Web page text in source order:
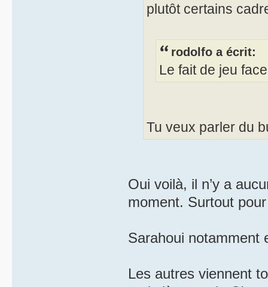
plutôt certains
rodolfo a écrit:
Le fait de jeu
Tu veux parler du
Oui voilà, il n’y a
moment. Surtout
Sarahoui
Les autres viennent